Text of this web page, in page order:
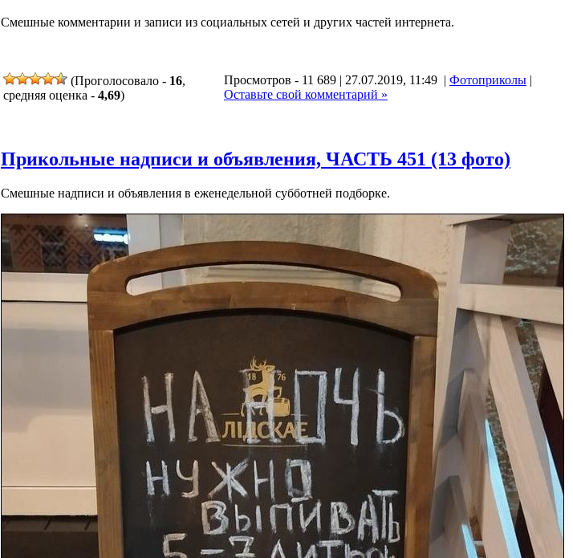
Смешные комментарии и записи из социальных сетей и других частей интернета.
(Проголосовало - 16,
средняя оценка - 4,69)
Просмотров - 11 689 | 27.07.2019, 11:49 | Фотоприколы |
Оставьте свой комментарий »
Прикольные надписи и объявления, ЧАСТЬ 451 (13 фото)
Смешные надписи и объявления в еженедельной субботней подборке.